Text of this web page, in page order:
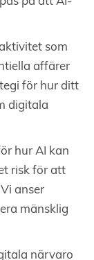
som
affärer
för hur ditt
digitala
hur AI kan
risk för att
anser
mänsklig
närvaro